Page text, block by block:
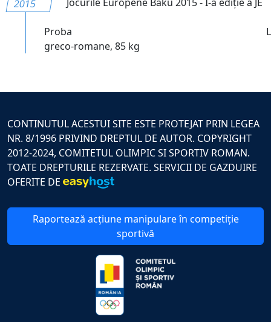
2015
Proba
greco-romane, 85 kg
CONTINUTUL ACESTUI SITE ESTE PROTEJAT PRIN LEGEA
NR. 8/1996 PRIVIND DREPTUL DE AUTOR. COPYRIGHT
2012-2024, COMITETUL OLIMPIC SI SPORTIV ROMAN.
TOATE DREPTURILE REZERVATE. SERVICII DE GAZDUIRE
OFERITE DE
Raportează acțiune manipulare în competiție
sportivă